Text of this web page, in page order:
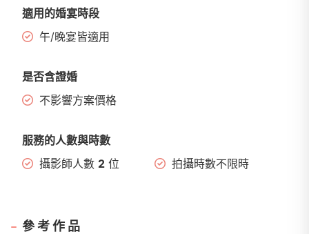
適用的婚宴時段
午/晚宴皆適用
是否含證婚
不影響方案價格
服務的人數與時數
攝影師人數 2 位 拍攝時數不限時
參考作品